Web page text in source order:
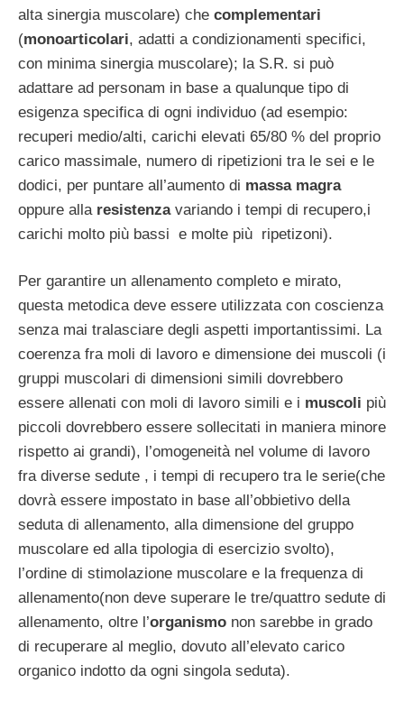
alta sinergia muscolare) che complementari
(monoarticolari, adatti a condizionamenti specifici,
con minima sinergia muscolare); la S.R. si può
adattare ad personam in base a qualunque tipo di
esigenza specifica di ogni individuo (ad esempio:
recuperi medio/alti, carichi elevati 65/80 % del proprio
carico massimale, numero di ripetizioni tra le sei e le
dodici, per puntare all’aumento di massa magra
oppure alla resistenza variando i tempi di recupero,i
carichi molto più bassi e molte più ripetizoni).
Per garantire un allenamento completo e mirato,
questa metodica deve essere utilizzata con coscienza
senza mai tralasciare degli aspetti importantissimi. La
coerenza fra moli di lavoro e dimensione dei muscoli (i
gruppi muscolari di dimensioni simili dovrebbero
essere allenati con moli di lavoro simili e i muscoli più
piccoli dovrebbero essere sollecitati in maniera minore
rispetto ai grandi), l’omogeneità nel volume di lavoro
fra diverse sedute , i tempi di recupero tra le serie(che
dovrà essere impostato in base all’obbietivo della
seduta di allenamento, alla dimensione del gruppo
muscolare ed alla tipologia di esercizio svolto),
l’ordine di stimolazione muscolare e la frequenza di
allenamento(non deve superare le tre/quattro sedute di
allenamento, oltre l’organismo non sarebbe in grado
di recuperare al meglio, dovuto all’elevato carico
organico indotto da ogni singola seduta).